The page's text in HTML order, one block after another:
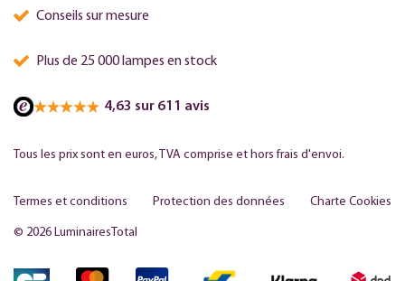
Conseils sur mesure
Plus de 25 000 lampes en stock
4,63 sur 611 avis
Tous les prix sont en euros, TVA comprise et hors frais d'envoi.
© 2026 LuminairesTotal
Termes et conditions Protection des données Charte Cookies